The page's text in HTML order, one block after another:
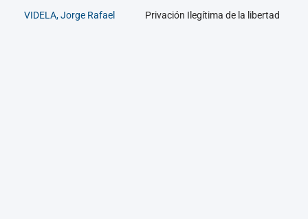
VIDELA, Jorge Rafael Privación Ilegítima de la libertad